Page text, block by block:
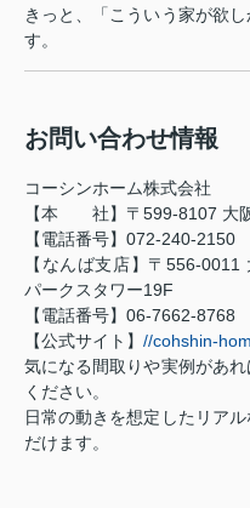
きっと、「こういう家が欲
す。
お問い合わせ情報
コーシンホーム株式会社
【本 社】〒599-8107 大
【電話番号】072-240-2150
【なんば支店】〒556-
パークスタワー19F
【電話番号】06-7662-8768
【公式サイト】 //cohshin-
気になる間取りや実例があ
ください。
日常の動きを想定したリア
だけます。